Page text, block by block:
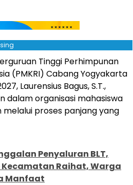
Tinggi Perhimpunan
(PMKRI) Cabang Yogyakarta
Laurensius Bagus, S.T.,
dalam organisasi mahasiswa
proses panjang yang
Penyaluran BLT,
Kecamatan Raihat, Warga
Manfaat